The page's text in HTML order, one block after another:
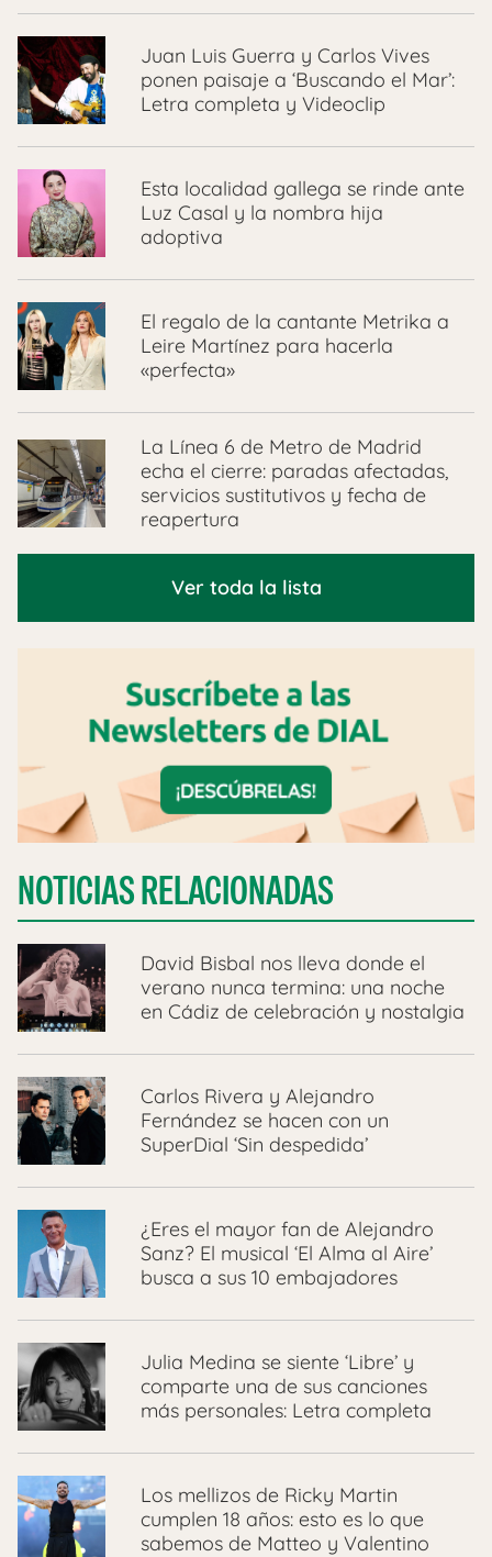
Juan Luis Guerra y Carlos Vives
ponen paisaje a ‘Buscando el Mar’:
Letra completa y Videoclip
Esta localidad gallega se rinde ante
Luz Casal y la nombra hija
adoptiva
El regalo de la cantante Metrika a
Leire Martínez para hacerla
«perfecta»
La Línea 6 de Metro de Madrid
echa el cierre: paradas afectadas,
servicios sustitutivos y fecha de
reapertura
Ver toda la lista
NOTICIAS RELACIONADAS
David Bisbal nos lleva donde el
verano nunca termina: una noche
en Cádiz de celebración y nostalgia
Carlos Rivera y Alejandro
Fernández se hacen con un
SuperDial ‘Sin despedida’
¿Eres el mayor fan de Alejandro
Sanz? El musical ‘El Alma al Aire’
busca a sus 10 embajadores
Julia Medina se siente ‘Libre’ y
comparte una de sus canciones
más personales: Letra completa
Los mellizos de Ricky Martin
cumplen 18 años: esto es lo que
sabemos de Matteo y Valentino